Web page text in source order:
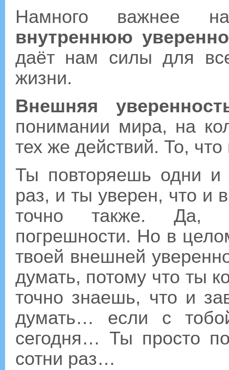
Намного важнее
внутреннюю
даёт нам силы для
жизни.
Внешняя
понимании мира, на
тех же действий. То,
Ты повторяешь одни и
раз, и ты уверен, что и
точно также. Да,
погрешности. Но в
твоей внешней
думать, потому что ты
точно знаешь, что и
думать… если с
сегодня… Ты просто
сотни раз…